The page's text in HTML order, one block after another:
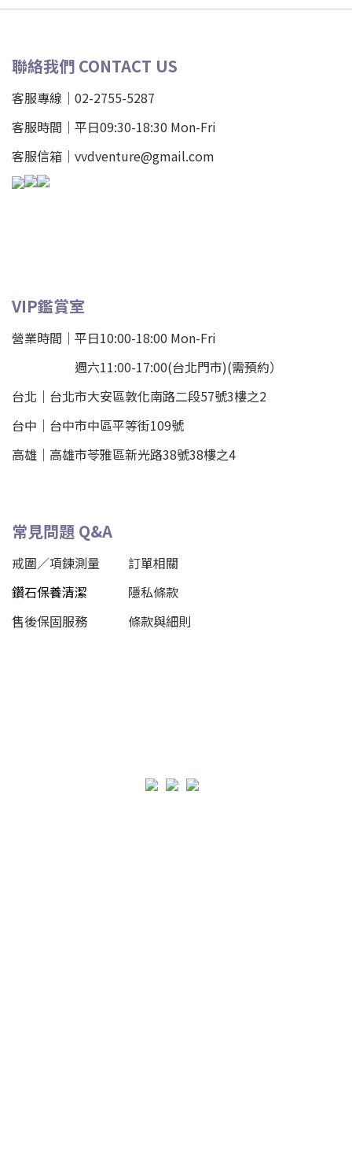
聯絡我們 CONTACT US
客服專線｜02-2755-5287
客服時間｜平日09:30-18:30 Mon-Fri
客服信箱｜vvdventure@gmail.com
VIP鑑賞室
營業時間｜平日10:00-18:00 Mon-Fri
週六11:00-17:00(台北門市)(需預約）
台北 ｜ 台北市大安區敦化南路二段57號3樓之2
台中｜ 台中市中區平等街109號
高雄｜ 高雄市苓雅區新光路38號38樓之4
常見問題 Q&A
戒圍／項鍊測量
訂單相關
鑽石保養清潔
隱私條款
售後保固服務
條款與細則